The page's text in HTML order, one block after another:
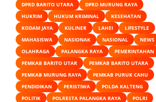
DPRD BARITO UTARA
DPRD MURUNG RAYA
HUKRIM
HUKUM KRIMINAL
KESEHATAN
KODAM JAYA
KULINER LAHEI
LIFESTYLE
MAHASISWA
NASIONAK NASIONAL
NEWS
OLAHRAGA
PALANGKA RAYA
PEMERINTAHAN
PEMKAB BARITO UTAR
PEMKAB BARITO UTARA
PEMKAB MURUNG RAYA
PEMKAB PURUK CAHU
PENDIDIKAN
PERISTIWA
POLDA KALTENG
POLITIK
POLRESTA PALANGKA RAYA
POLRI